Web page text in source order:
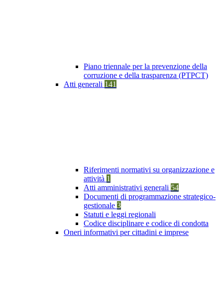
Piano triennale per la prevenzione della
corruzione e della trasparenza (PTPCT)
Atti generali 141
Riferimenti normativi su organizzazione e
attività 1
Atti amministrativi generali 54
Documenti di programmazione strategico-
gestionale 3
Statuti e leggi regionali
Codice disciplinare e codice di condotta
Oneri informativi per cittadini e imprese